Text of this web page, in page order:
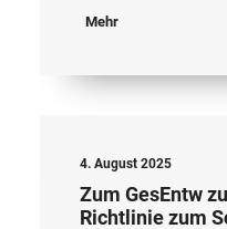
Mehr
4. August 2025
Zum GesEntw
Richtlinie zum